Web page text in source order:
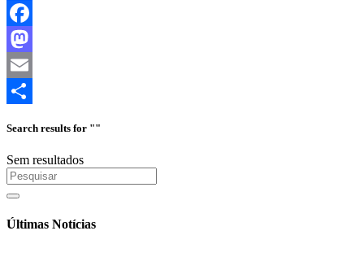
Facebook
Mastodon
Email
Search results for ""
Sem resultados
Últimas Notícias